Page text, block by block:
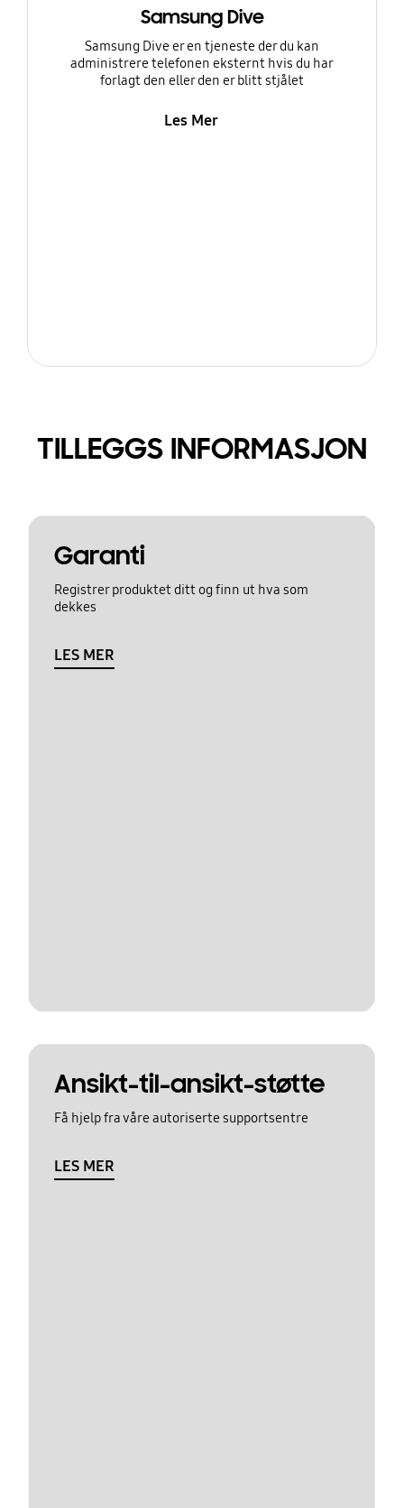
Samsung Dive
Samsung Dive er en tjeneste der du kan
administrere telefonen eksternt hvis du har
forlagt den eller den er blitt stjålet
Les Mer
TILLEGGS INFORMASJON
Garanti
Registrer produktet ditt og finn ut hva som
dekkes
LES MER
Ansikt-til-ansikt-støtte
Få hjelp fra våre autoriserte supportsentre
LES MER